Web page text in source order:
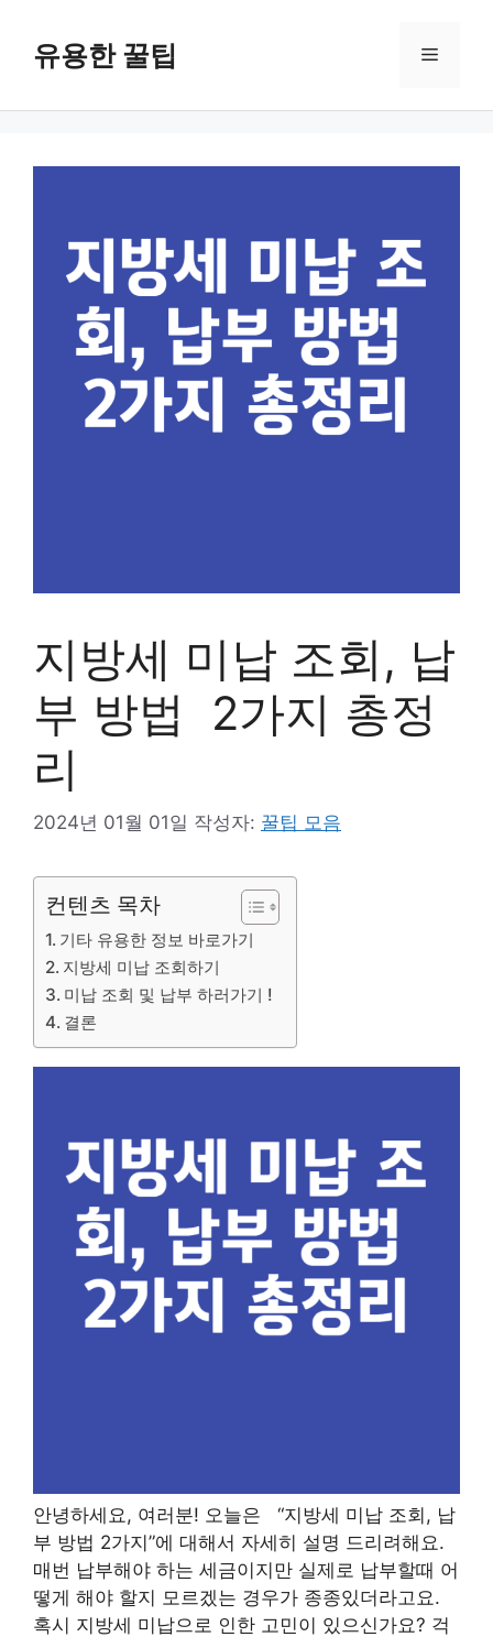
유용한 꿀팁 메
지방세 미납 조회, 납
부 방법 2가지 총정
리
2024년 01월 01일 작성자: 꿀팁 모음
컨텐츠 목차
기타 유용한 정보 바로가기
지방세 미납 조회하기
미납 조회 및 납부 하러가기 !
결론
안녕하세요, 여러분! 오늘은 “지방세 미납 조회, 납
부 방법 2가지”에 대해서 자세히 설명 드리려해요.
매번 납부해야 하는 세금이지만 실제로 납부할때 어
떻게 해야 할지 모르겠는 경우가 종종있더라고요.
혹시 지방세 미납으로 인한 고민이 있으신가요? 걱